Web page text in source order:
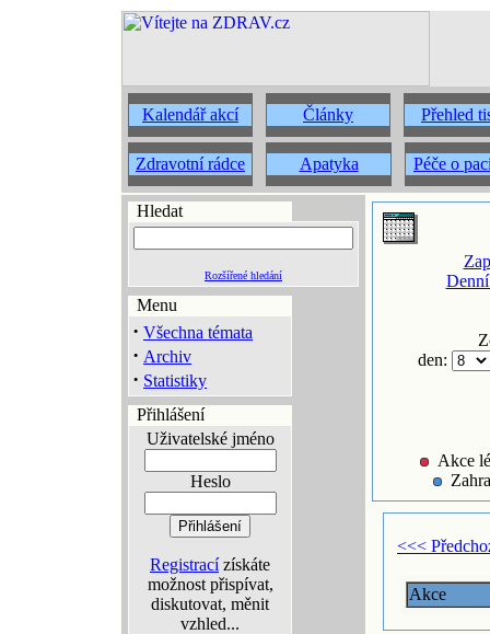
Kalendář akcí Články Přehled
Zdravotní rádce Apatyka Péče o
Hledat
Rozšířené hledání
Menu
· Všechna témata
· Archiv
· Statistiky
Přihlášení
Uživatelské jméno
Heslo
Registracízískáte
možnost přispívat,
diskutovat, měnit
vzhled...
den:
Akce
<<<
Akce